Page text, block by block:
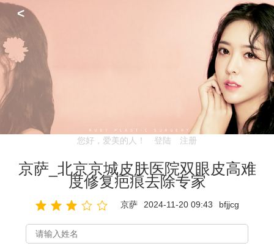
<
您好，爱美的人！ 登陆 注册
京萨_北京京城皮肤医院双眼皮高难
度修复疤痕去除专家
京萨 2024-11-20 09:43 bfjjcg